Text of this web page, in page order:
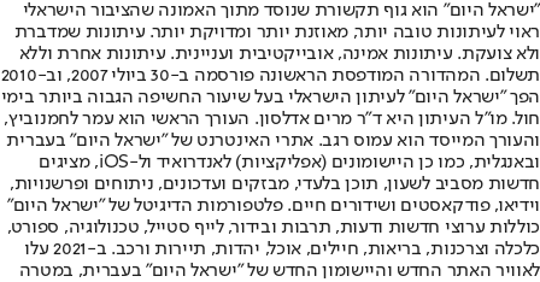
"ישראל היום" הוא גוף תקשורת שנוסד מתוך האמונה שהציבור הישראלי
ראוי לעיתונות טובה יותר, מאוזנת יותר ומדויקת יותר. עיתונות שמדברת
ולא צועקת. עיתונות אמינה, אובייקטיבית ועניינית. עיתונות אחרת וללא
תשלום. המהדורה המודפסת הראשונה פורסמה ב-30 ביולי 2007, וב-2010
הפך "ישראל היום" לעיתון הישראלי בעל שיעור החשיפה הגבוה ביותר בימי
חול. מו"ל העיתון היא ד"ר מרים אדלסון. העורך הראשי הוא עמר לחמנוביץ,
והעורך המייסד הוא עמוס רגב. אתרי האינטרנט של "ישראל היום" בעברית
ובאנגלית, כמו כן היישומונים (אפליקציות) לאנדרואיד ול-iOS, מציגים
חדשות מסביב לשעון, תוכן בלעדי, מבזקים ועדכונים, ניתוחים ופרשנויות,
וידיאו, פודקאסטים ושידורים חיים. פלטפורמות הדיגיטל של "ישראל היום"
כוללות ערוצי חדשות ודעות, תרבות ובידור, לייף סטייל, טכנולוגיה, ספורט,
כלכלה וצרכנות, בריאות, חיילים, אוכל, יהדות, תיירות ורכב. ב-2021 עלו
לאוויר האתר החדש והיישומון החדש של "ישראל היום" בעברית, במטרה